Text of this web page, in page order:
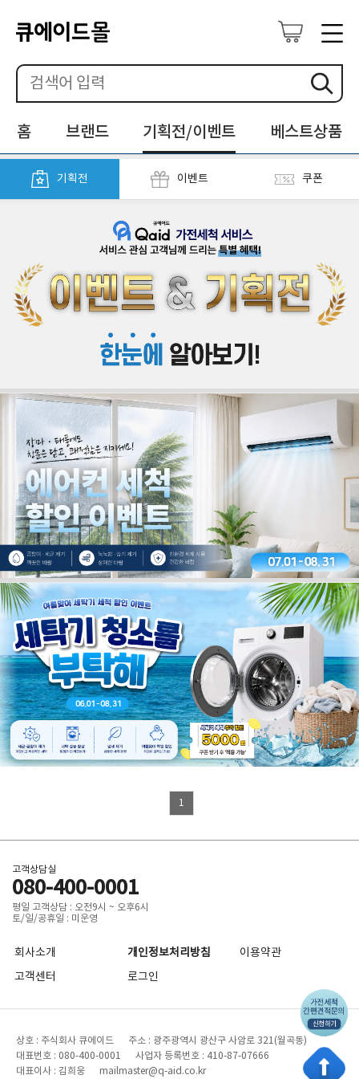
홈 브랜드 기획전/이벤트 베스트상품
기획전 이벤트 쿠폰
1
고객상담실
080-400-0001
평일 고객상담 : 오전9시 ~ 오후6시
토/일/공휴일 : 미운영
회사소개 개인정보처리방침
이용약관
고객센터
로그인
상호 : 주식회사 큐에이드 주소 : 광주광역시 광산구 사암로 321(월곡동)
대표번호 : 080-400-0001 사업자 등록번호 : 410-87-07666
대표이사 : 김희웅 mailmaster@q-aid.co.kr